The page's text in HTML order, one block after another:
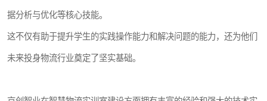
据分析与优化等核心技能。
这不仅有助于提升学生的实践操作能力和解决问题的能力，还为他们
未来投身物流行业奠定了坚实基础。